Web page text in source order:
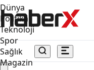
Dünya
Politika
Teknoloji
Spor
Sağlık
Magazin